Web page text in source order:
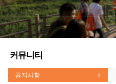
커뮤니티
공지사항